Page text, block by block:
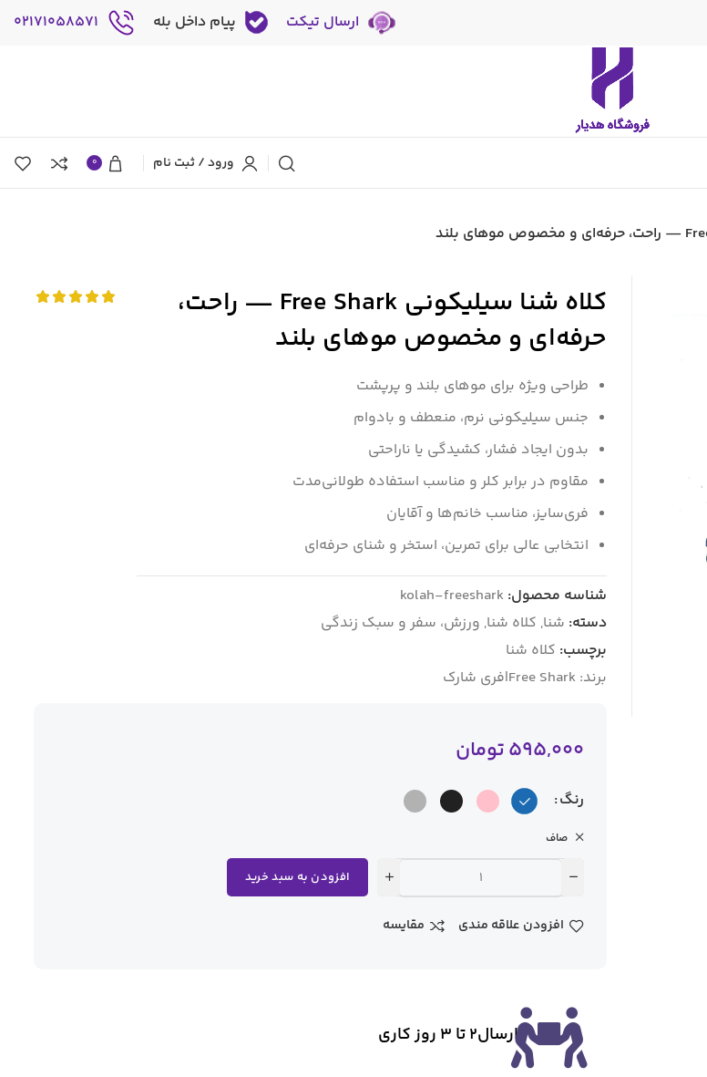
ارسال تیکت پیام داخل بله 02171058571
ورود / ثبت نام 0
کلاه شنا سیلیکونی Free Shark — راحت،
حرفه‌ای و مخصوص موهای بلند
طراحی ویژه برای موهای بلند و پرپشت
جنس سیلیکونی نرم، منعطف و بادوام
بدون ایجاد فشار، کشیدگی یا ناراحتی
مقاوم در برابر کلر و مناسب استفاده طولانی‌مدت
فری‌سایز، مناسب خانم‌ها و آقایان
انتخابی عالی برای تمرین، استخر و شنای حرفه‌ای
شناسه محصول: kolah-freeshark
دسته: شنا, کلاه شنا, ورزش، سفر و سبک زندگی
برچسب: کلاه شنا
برند: Free Shark|فری شارک
595,000تومان
رنگ
صاف
افزودن به سبد خرید
افزودن علاقه مندی مقایسه
ارسال2 تا ۳ روز کاری